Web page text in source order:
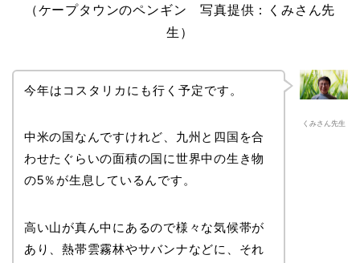
（ケープタウンのペンギン 写真提供：くみさん先
生）
くみさん先生
今年はコスタリカにも行く予定です。
中米の国なんですけれど、九州と四国を合
わせたぐらいの面積の国に世界中の生き物
の5％が生息しているんです。
高い山が真ん中にあるので様々な気候帯が
あり、熱帯雲霧林やサバンナなどに、それ